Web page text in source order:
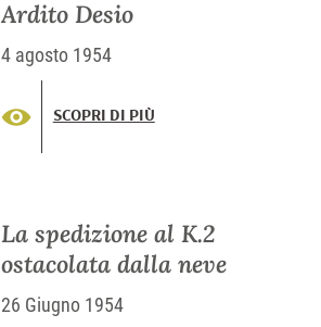
Ardito Desio
4 agosto 1954
SCOPRI DI PIÙ
La spedizione al K.2
ostacolata dalla neve
26 Giugno 1954